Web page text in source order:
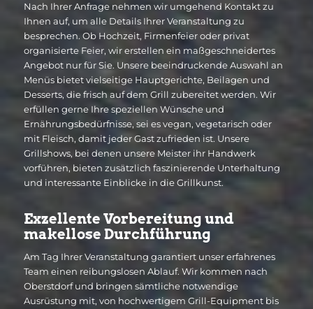
Nach Ihrer Anfrage nehmen wir umgehend Kontakt zu
Ihnen auf, um alle Details Ihrer Veranstaltung zu
besprechen. Ob Hochzeit, Firmenfeier oder privat
organisierte Feier, wir erstellen ein maßgeschneidertes
Angebot nur für Sie. Unsere beeindruckende Auswahl an
Menüs bietet vielseitige Hauptgerichte, Beilagen und
Desserts, die frisch auf dem Grill zubereitet werden. Wir
erfüllen gerne Ihre speziellen Wünsche und
Ernährungsbedürfnisse, sei es vegan, vegetarisch oder
mit Fleisch, damit jeder Gast zufrieden ist. Unsere
Grillshows, bei denen unsere Meister ihr Handwerk
vorführen, bieten zusätzlich faszinierende Unterhaltung
und interessante Einblicke in die Grillkunst.
Exzellente Vorbereitung und
makellose Durchführung
Am Tag Ihrer Veranstaltung garantiert unser erfahrenes
Team einen reibungslosen Ablauf. Wir kommen nach
Oberstdorf und bringen sämtliche notwendige
Ausrüstung mit, von hochwertigem Grill-Equipment bis